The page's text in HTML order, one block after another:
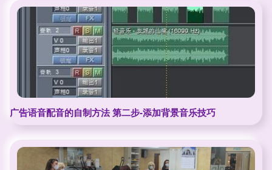
广告语音配音的自制方法 第二步-添加背景音乐技巧